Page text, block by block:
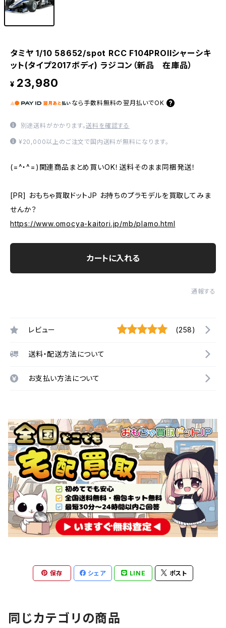
タミヤ 1/10 58652/spot RCC F104PROIIシャーシキ
ット(タイプ2017ボディ) ラジコン（新品 在庫品）
¥ 23,980
なら 手数料無料の 翌月払いでOK
別途送料がかかります。送料を確認する
¥20,000以上のご注文で国内送料が無料になります。
(=^・^=)関連商品まとめ買いOK！送料そのまま同梱発送！
[PR] おもちゃ買取ドットJP お持ちのプラモデルを買取してみま
せんか？
https://www.omocya-kaitori.jp/mb/plamo.html
カートに入れる
通報する
レビュー (258)
送料・配送方法について
お支払い方法について
保存 シェア LINE ポスト
同じカテゴリの商品